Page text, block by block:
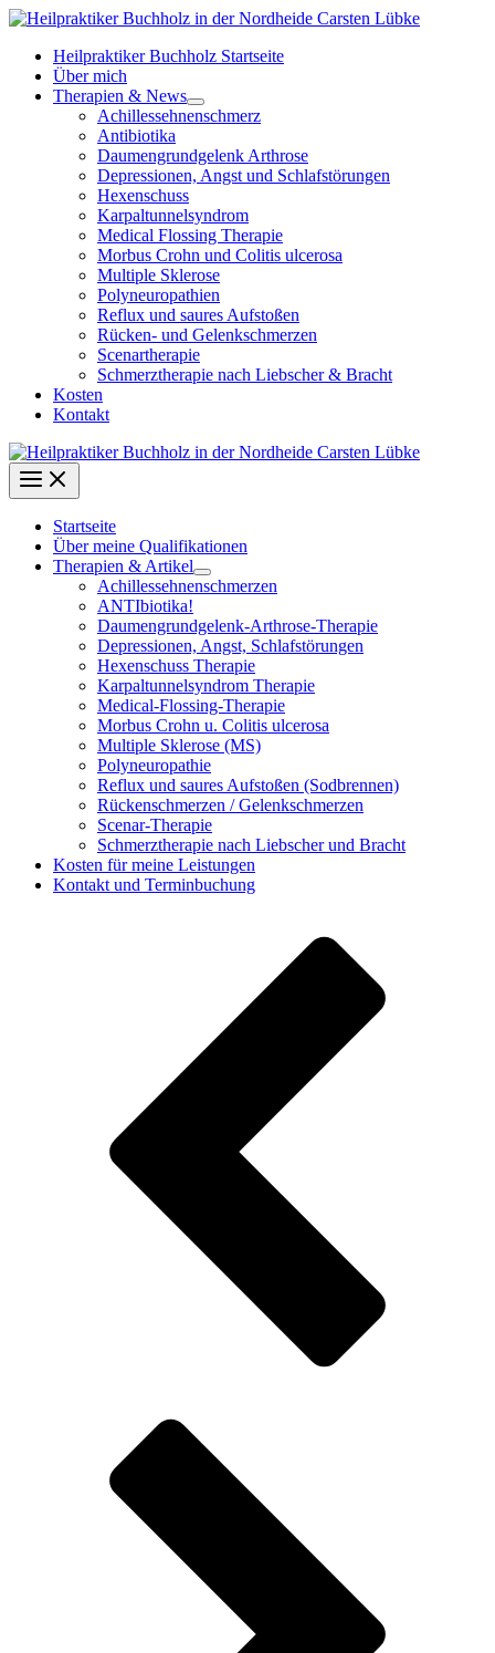
Zum
springenHeilpraktiker Buchholz Startseite
Über mich
Therapien & News
Achillessehnenschmerz
Antibiotika
Daumengrundgelenk Arthrose
Depressionen, Angst und Schlafstörungen
Hexenschuss
Karpaltunnelsyndrom
Medical Flossing Therapie
Morbus Crohn und Colitis ulcerosa
Multiple Sklerose
Polyneuropathien
Reflux und saures Aufstoßen
Rücken- und Gelenkschmerzen
Scenartherapie
Schmerztherapie nach Liebscher & Bracht
Kosten
Kontakt
Startseite
Über meine Qualifikationen
Therapien & Artikel
Achillessehnenschmerzen
ANTIbiotika!
Daumengrundgelenk-Arthrose-Therapie
Depressionen, Angst, Schlafstörungen
Hexenschuss Therapie
Karpaltunnelsyndrom Therapie
Medical-Flossing-Therapie
Morbus Crohn u. Colitis ulcerosa
Multiple Sklerose (MS)
Polyneuropathie
Reflux und saures Aufstoßen (Sodbrennen)
Rückenschmerzen / Gelenkschmerzen
Scenar-Therapie
Schmerztherapie nach Liebscher und Bracht
Kosten für meine Leistungen
Kontakt und Terminbuchung